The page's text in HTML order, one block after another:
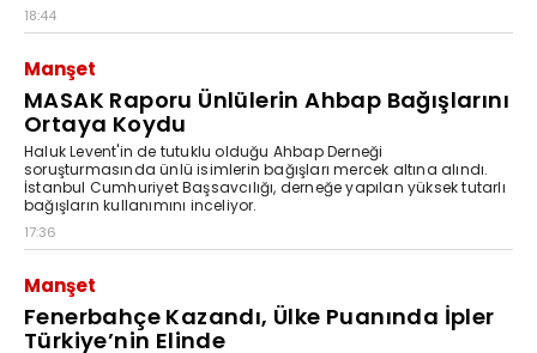
18:44
Manşet
MASAK Raporu Ünlülerin Ahbap Bağışlarını
Ortaya Koydu
Haluk Levent'in de tutuklu olduğu Ahbap Derneği
soruşturmasında ünlü isimlerin bağışları mercek altına alındı.
İstanbul Cumhuriyet Başsavcılığı, derneğe yapılan yüksek tutarlı
bağışların kullanımını inceliyor.
17:36
Manşet
Fenerbahçe Kazandı, Ülke Puanında İpler
Türkiye’nin Elinde